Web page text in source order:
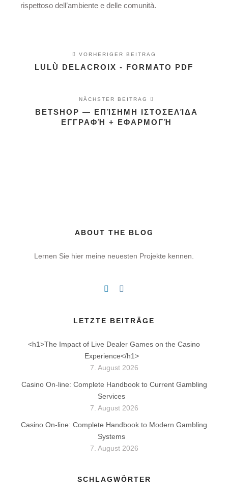
rispettoso dell’ambiente e delle comunità.
VORHERIGER BEITRAG
LULÙ DELACROIX - FORMATO PDF
NÄCHSTER BEITRAG
BETSHOP — ΕΠΊΣΗΜΗ ΙΣΤΟΣΕΛΊΔΑ
ΕΓΓΡΑΦΉ + ΕΦΑΡΜΟΓΉ
ABOUT THE BLOG
Lernen Sie hier meine neuesten Projekte kennen.
LETZTE BEITRÄGE
<h1>The Impact of Live Dealer Games on the Casino
Experience</h1>
7. August 2026
Casino On-line: Complete Handbook to Current Gambling
Services
7. August 2026
Casino On-line: Complete Handbook to Modern Gambling
Systems
7. August 2026
SCHLAGWÖRTER